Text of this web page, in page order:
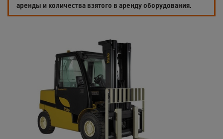
аренды и количества взятого в аренду оборудования.